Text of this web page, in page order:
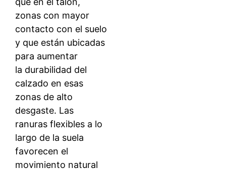
zonas con mayor
contacto con el suelo
y que están ubicadas
para aumentar
la durabilidad del
calzado en esas
zonas de alto
desgaste. Las
ranuras flexibles a lo
largo de la suela
favorecen el
movimiento natural